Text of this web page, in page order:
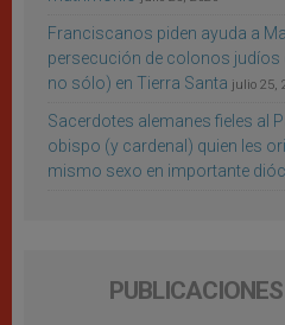
Franciscanos piden ayuda a
persecución de colonos
no sólo) en Tierra Santa julio 25,
Sacerdotes alemanes fieles al
obispo (y cardenal) quien les
mismo sexo en importante